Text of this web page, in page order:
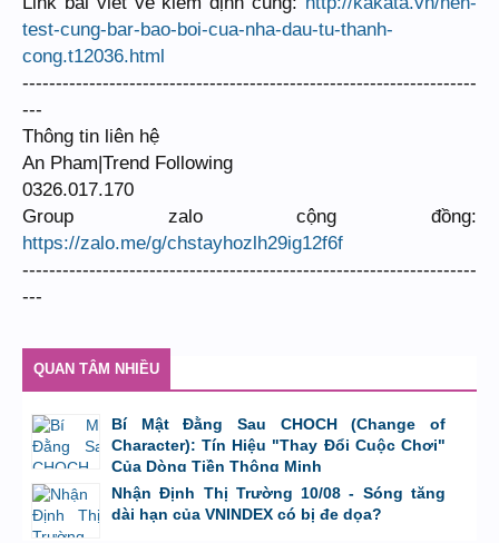
test-cung-bar-bao-boi-cua-nha-dau-tu-thanh-
cong.t12036.html
--------------------------------------------------------------------
---
Thông tin liên hệ
An Pham|Trend Following
0326.017.170
Group zalo cộng đồng:
https://zalo.me/g/chstayhozlh29ig12f6f
--------------------------------------------------------------------
---
QUAN TÂM NHIỀU
Bí Mật Đằng Sau CHOCH (Change of
Character): Tín Hiệu "Thay Đổi Cuộc Chơi"
Của Dòng Tiền Thông Minh
bởi Tuấn Thành,8/8/26 lúc 11:11
Nhận Định Thị Trường 10/08 - Sóng tăng
dài hạn của VNINDEX có bị đe dọa?